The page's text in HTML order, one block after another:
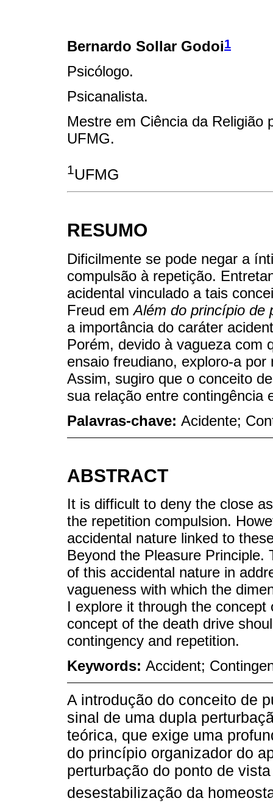
Bernardo Sollar Godoi1
Psicólogo.
Psicanalista.
Mestre em Ciência da Religião
UFMG.
1UFMG
RESUMO
Dificilmente se pode negar a
compulsão à repetição.
acidental vinculado a tais
Freud emAlém do princípio de
a importância do caráter
Porém, devido à vagueza com
ensaio freudiano, exploro-a
Assim, sugiro que o conceito
sua relação entre contingência
Palavras-chave: Acidente;
ABSTRACT
It is difficult to deny the close
the repetition compulsion.
accidental nature linked to
Beyond the Pleasure
of this accidental nature in
vagueness with which the
I explore it through the
concept of the death drive
contingency and repetition.
Keywords: Accident;
A introdução do conceito de
sinal de uma dupla
teórica, que exige uma
do princípio organizador do
perturbação do ponto de
desestabilização da